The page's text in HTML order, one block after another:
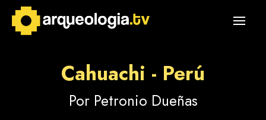
Cahuachi - Perú
Por Petronio Dueñas